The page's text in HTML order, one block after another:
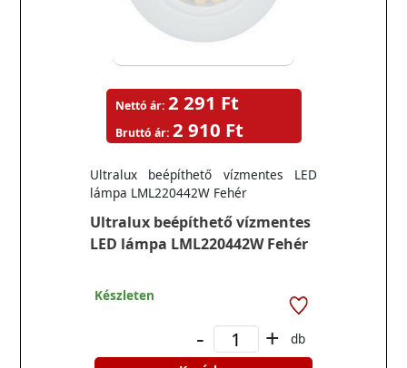
Ultralux beépíthető vízmentes
LED lámpa LML220442W Fehér
Ultralux beépíthető vízmentes LED
lámpa LML220442W Fehér
Nettó ár: 2 291 Ft
Bruttó ár: 2 910 Ft
Készleten
- +
db